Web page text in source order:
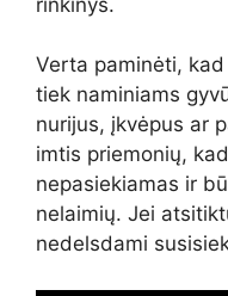
Verta paminėti,
tiek naminiams
nurijus, įkvėpus ar
imtis priemonių,
nepasiekiamas ir
nelaimių. Jei
nedelsdami